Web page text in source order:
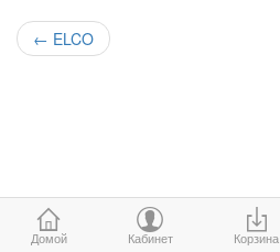
← ELCO
Домой Кабинет Корзина